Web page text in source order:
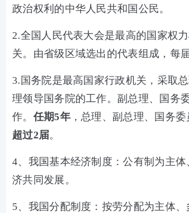
政治权利的中华人民共和国公民。
2.全国人民代表大会是最高的国家权
关。由省级区域选出的代表组成，每
3.国务院是最高国家行政机关，采取
理领导国务院的工作。副总理、国务
作。 任期5年，总理、副总理、国务委
超过2届。
4、我国基本经济制度：公有制为主
济共同发展。
5、我国分配制度：按劳分配为主体